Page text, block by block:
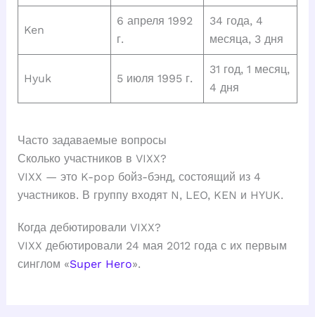
Ken
6 апреля 1992
г.
34 года, 4
месяца, 3 дня
Hyuk 5 июля 1995 г.
31 год, 1 месяц,
4 дня
Часто задаваемые вопросы
Сколько участников в VIXX?
VIXX — это K-pop бойз-бэнд, состоящий из 4
участников. В группу входят N, LEO, KEN и HYUK.
Когда дебютировали VIXX?
VIXX дебютировали 24 мая 2012 года с их первым
синглом «Super Hero».